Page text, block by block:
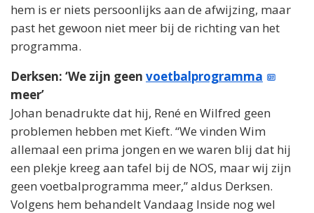
hem is er niets persoonlijks aan de afwijzing, maar
past het gewoon niet meer bij de richting van het
programma.
Derksen: ‘We zijn geen voetbalprogramma
meer’
Johan benadrukte dat hij, René en Wilfred geen
problemen hebben met Kieft. “We vinden Wim
allemaal een prima jongen en we waren blij dat hij
een plekje kreeg aan tafel bij de NOS, maar wij zijn
geen voetbalprogramma meer,” aldus Derksen.
Volgens hem behandelt Vandaag Inside nog wel